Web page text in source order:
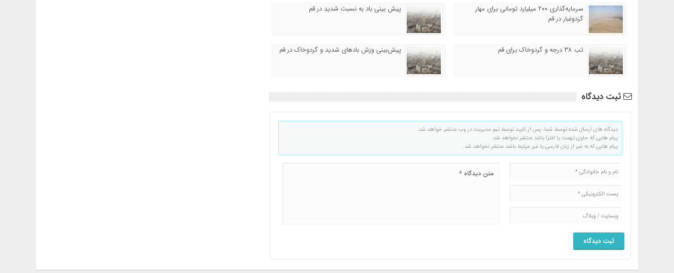
سرمایه‌گذاری ۲۰۰ میلیارد تومانی برای مهار
گردوغبار در قم
پیش بینی باد به نسبت شدید در قم
تب ۳۸ درجه و گردوخاک برای قم پیش‌بینی وزش بادهای شدید و گردوخاک در قم
ثبت دیدگاه
دیدگاه های ارسال شده توسط شما، پس از تایید توسط تیم مدیریت در وب منتشر خواهد شد.
پیام هایی که حاوی تهمت یا افترا باشد منتشر نخواهد شد.
پیام هایی که به غیر از زبان فارسی یا غیر مرتبط باشد منتشر نخواهد شد.